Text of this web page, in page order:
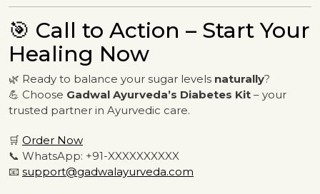
🎯 Call to Action – Start Your
Healing Now
🌿 Ready to balance your sugar levels naturally?
💪 Choose Gadwal Ayurveda’s Diabetes Kit – your
trusted partner in Ayurvedic care.
🛒 Order Now
📞 WhatsApp: +91-XXXXXXXXXX
📧 support@gadwalayurveda.com